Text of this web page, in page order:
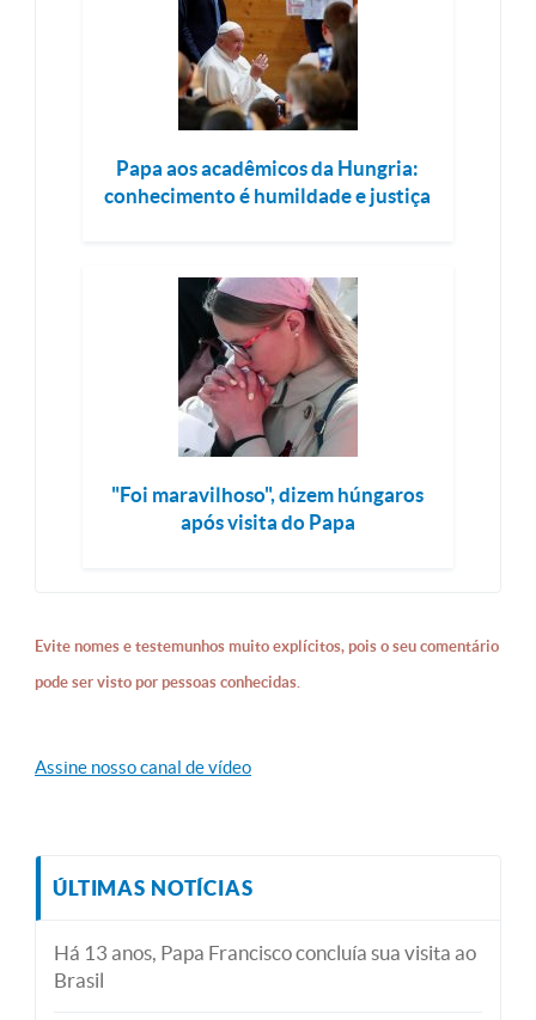
Papa aos acadêmicos da Hungria:
conhecimento é humildade e justiça
"Foi maravilhoso", dizem húngaros
após visita do Papa
Evite nomes e testemunhos muito explícitos, pois o seu comentário
pode ser visto por pessoas conhecidas.
Assine nosso canal de vídeo
ÚLTIMAS NOTÍCIAS
Há 13 anos, Papa Francisco concluía sua visita ao
Brasil